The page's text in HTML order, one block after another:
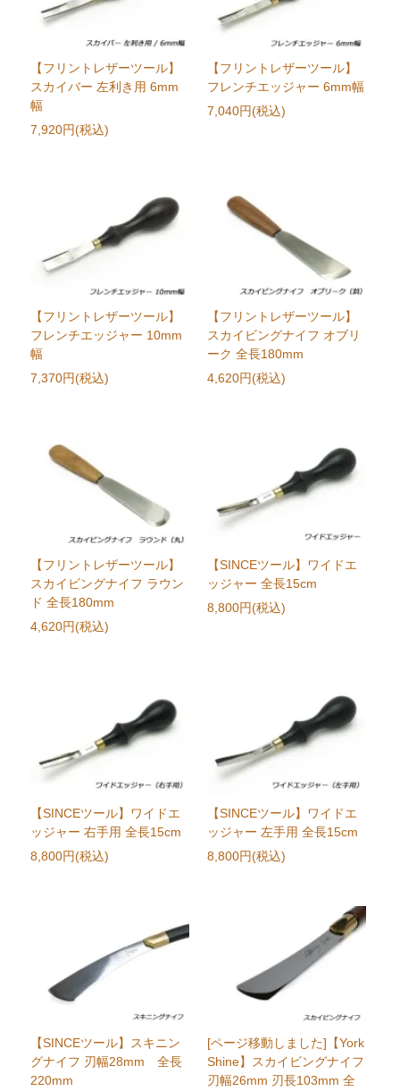
【フリントレザーツール】
スカイバー 左利き用 6mm
幅
7,920円(税込)
【フリントレザーツール】
フレンチエッジャー 6mm幅
7,040円(税込)
【フリントレザーツール】
フレンチエッジャー 10mm
幅
7,370円(税込)
【フリントレザーツール】
スカイビングナイフ オブリ
ーク 全長180mm
4,620円(税込)
【フリントレザーツール】
スカイビングナイフ ラウン
ド 全長180mm
4,620円(税込)
【SINCEツール】ワイドエ
ッジャー 全長15cm
8,800円(税込)
【SINCEツール】ワイドエ
ッジャー 右手用 全長15cm
8,800円(税込)
【SINCEツール】ワイドエ
ッジャー 左手用 全長15cm
8,800円(税込)
【SINCEツール】スキニン
グナイフ 刃幅28mm 全長
220mm
[ページ移動しました]【York
Shine】スカイビングナイフ
刃幅26mm 刃長103mm 全